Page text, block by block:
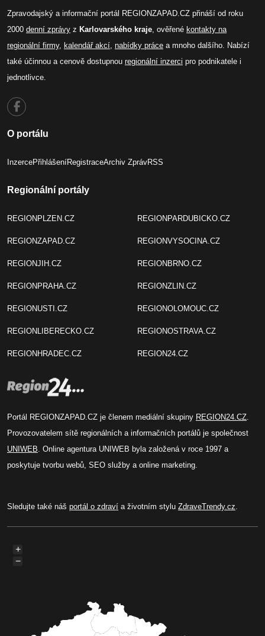
Zpravodajský a informační portál REGIONZAPAD.CZ přináší od roku
2000 denní zprávy z Karlovarského kraje, ověřené kontakty na
regionální firmy, kalendář akcí, nabídky práce a mnoho dalšího. Nabízí
také účinnou a cenově dostupnou regionální inzerci pro podnikatele i
jednotlivce.
O portálu
InzercePřihlášeníRegistraceArchiv ZprávRSS
Regionální portály
REGIONPLZEN.CZ
REGIONZAPAD.CZ
REGIONJIH.CZ
REGIONPRAHA.CZ
REGIONUSTI.CZ
REGIONLIBERECKO.CZ
REGIONHRADEC.CZ
REGIONPARDUBICKO.CZ
REGIONVYSOCINA.CZ
REGIONBRNO.CZ
REGIONZLIN.CZ
REGIONOLOMOUC.CZ
REGIONOSTRAVA.CZ
REGION24.CZ
Portál REGIONZAPAD.CZ je členem mediální skupiny REGION24.CZ.
Provozovatelem sítě regionálních a informačních portálů je společnost
UNIWEB. Online agentura UNIWEB byla založená v roce 1997 a
poskytuje tvorbu webů, SEO služby a online marketing.
Sledujte také náš portál o zdraví a životním stylu ZdraveTrendy.cz.
+
−